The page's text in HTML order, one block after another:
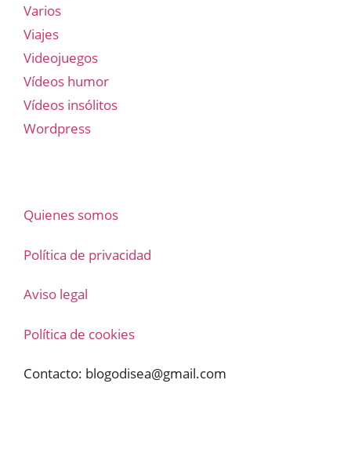
Varios
Viajes
Videojuegos
Vídeos humor
Vídeos insólitos
Wordpress
Quienes somos
Política de privacidad
Aviso legal
Política de cookies
Contacto: blogodisea@gmail.com